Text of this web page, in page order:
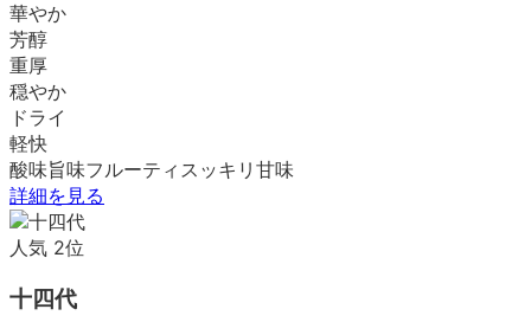
華やか
芳醇
重厚
穏やか
ドライ
軽快
酸味旨味フルーティ スッキリ 甘味
詳細を見る
人気 2位
十四代